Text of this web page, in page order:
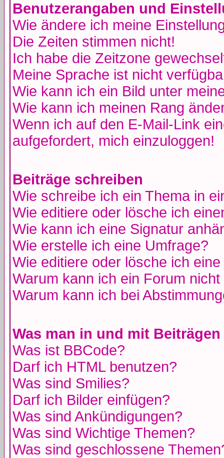
Benutzerangaben und
Wie ändere ich meine
Die Zeiten stimmen nicht!
Ich habe die Zeitzone
Meine Sprache ist nicht
Wie kann ich ein Bild unter
Wie kann ich meinen Rang
Wenn ich auf den E-Mail-Link
aufgefordert, mich einzuloggen!
Beiträge schreiben
Wie schreibe ich ein Thema in
Wie editiere oder lösche ich
Wie kann ich eine Signatur
Wie erstelle ich eine Umfrage?
Wie editiere oder lösche ich
Warum kann ich ein Forum
Warum kann ich bei
Was man in und mit
Was ist BBCode?
Darf ich HTML benutzen?
Was sind Smilies?
Darf ich Bilder einfügen?
Was sind Ankündigungen?
Was sind Wichtige Themen?
Was sind geschlossene